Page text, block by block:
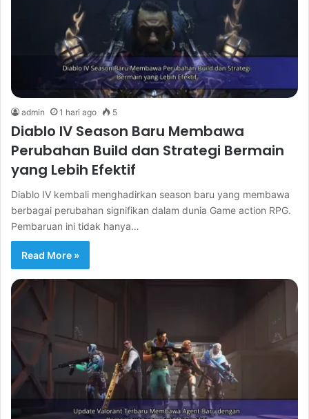
admin 1 hari ago 5
Diablo IV Season Baru Membawa
Perubahan Build dan Strategi Bermain
yang Lebih Efektif
Diablo IV kembali menghadirkan season baru yang membawa
berbagai perubahan signifikan dalam dunia Game action RPG.
Pembaruan ini tidak hanya…
Read More »